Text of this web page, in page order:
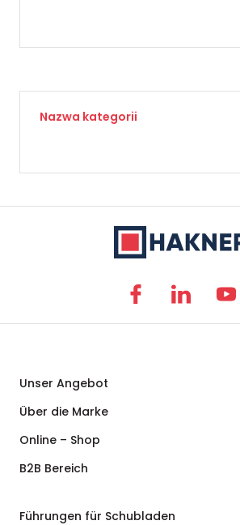
Nazwa kategorii
Unser Angebot
Über die Marke
Online – Shop
B2B Bereich
Führungen für Schubladen